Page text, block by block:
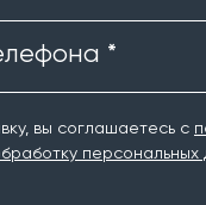
*
вы соглашаетесь с
персональных